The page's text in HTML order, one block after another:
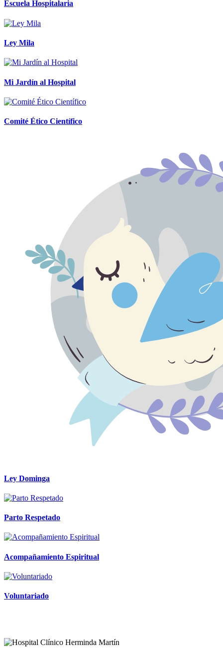
Escuela Hospitalaria
Ley Mila
Mi Jardín al Hospital
Comité Ético Científico
Ley Dominga
Parto Respetado
Acompañamiento Espiritual
Voluntariado